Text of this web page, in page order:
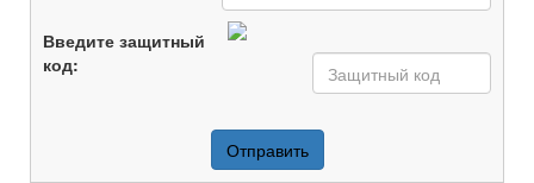
Введите защитный
код: